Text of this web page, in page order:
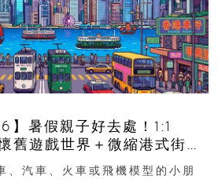
】暑假親子好去處！1:1
遊戲世界＋微縮港式街景
庭必去！
、汽車、火車或飛機模型的小朋